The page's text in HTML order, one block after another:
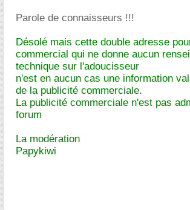
Parole de connaisseurs !!!
Désolé mais cette double adresse
commercial qui ne donne aucun
technique sur l'adoucisseur
n'est en aucun cas une information
de la publicité commerciale.
La publicité commerciale n'est pas
forum
La modération
Papykiwi